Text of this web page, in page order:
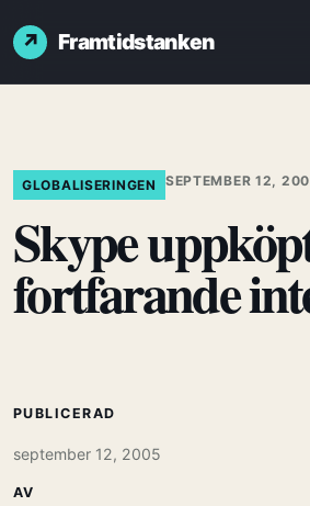
Framtidstanken
GLOBALISERINGEN SEPTEMBER 12,
Skype
fortfarande
PUBLICERAD
september 12, 2005
AV